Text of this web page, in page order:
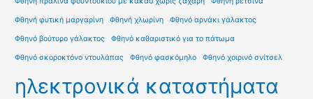
Φθηνή φυτική μαργαρίνη Φθηνή χλωρίνη Φθηνό αρνάκι γάλακτος
Φθηνό βούτυρο γάλακτος Φθηνό καθαριστικό για το πάτωμα
Φθηνό σκοροκτόνο ντουλάπας Φθηνό φασκόμηλο Φθηνό χοιρινό σνίτσελ
ηλεκτρονικά καταστήματα